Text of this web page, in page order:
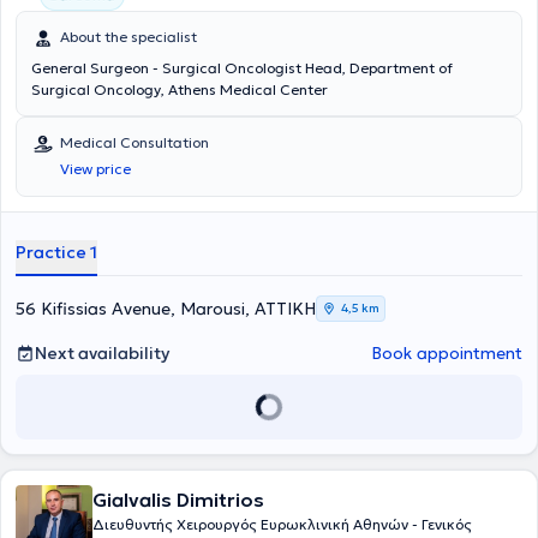
About the specialist
General Surgeon - Surgical Oncologist Head, Department of
Surgical Oncology, Athens Medical Center
Medical Consultation
View price
Practice 1
56 Kifissias Avenue, Marousi, ΑΤΤΙΚΗ 4,5 km
Next availability Book appointment
Gialvalis Dimitrios
Διευθυντής Χειρουργός Ευρωκλινική Αθηνών - Γενικός